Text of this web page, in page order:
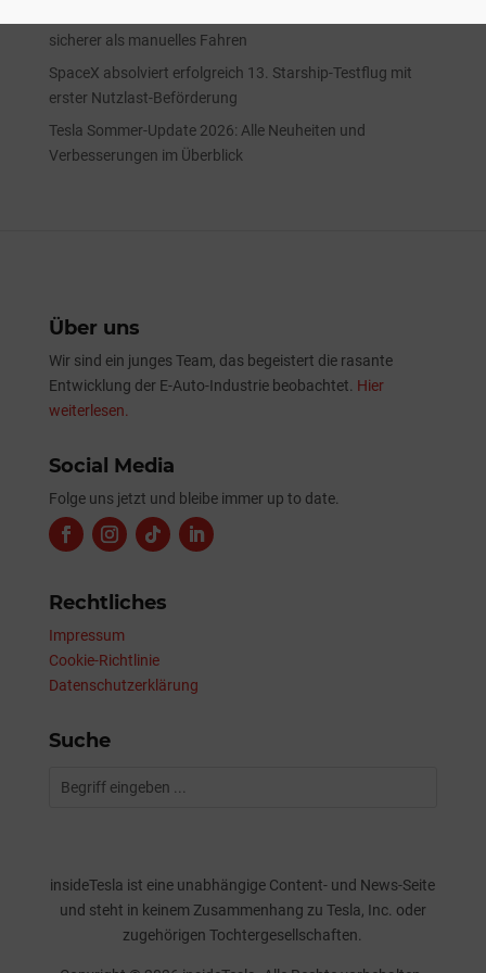
sicherer als manuelles Fahren
SpaceX absolviert erfolgreich 13. Starship-Testflug mit
erster Nutzlast-Beförderung
Tesla Sommer-Update 2026: Alle Neuheiten und
Verbesserungen im Überblick
Über uns
Wir sind ein junges Team, das begeistert die rasante
Entwicklung der E-Auto-Industrie beobachtet. Hier
weiterlesen.
Social Media
Folge uns jetzt und bleibe immer up to date.
Rechtliches
Impressum
Cookie-Richtlinie
Datenschutzerklärung
Suche
insideTesla ist eine unabhängige Content- und News-Seite
und steht in keinem Zusammenhang zu Tesla, Inc. oder
zugehörigen Tochtergesellschaften.